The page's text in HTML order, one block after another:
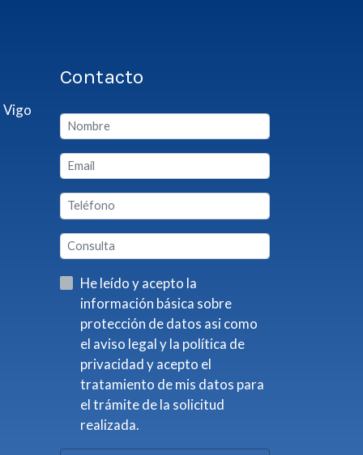
Vigo
Contacto
He leído y acepto la
información básica sobre
protección de datos asi como
el aviso legal y la política de
privacidad y acepto el
tratamiento de mis datos para
el trámite de la solicitud
realizada.